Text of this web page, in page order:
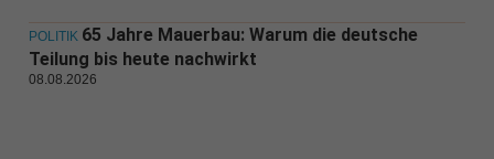
POLITIK 65 Jahre Mauerbau: Warum die deutsche
Teilung bis heute nachwirkt
08.08.2026